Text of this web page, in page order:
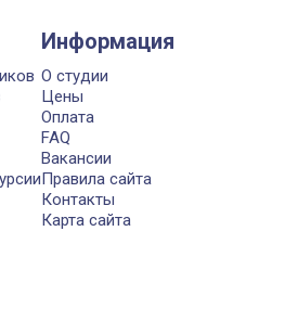
Информация
О студии
Цены
Оплата
FAQ
Вакансии
Правила сайта
Контакты
Карта сайта